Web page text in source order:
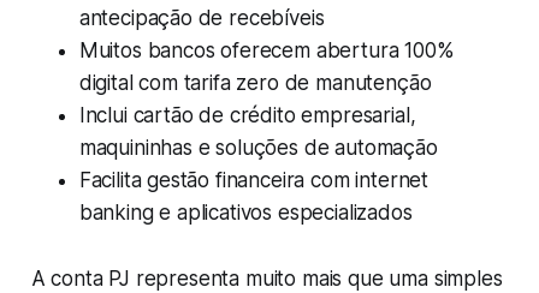
antecipação de recebíveis
Muitos bancos oferecem abertura 100%
digital com tarifa zero de manutenção
Inclui cartão de crédito empresarial,
maquininhas e soluções de automação
Facilita gestão financeira com internet
banking e aplicativos especializados
A conta PJ representa muito mais que uma simples